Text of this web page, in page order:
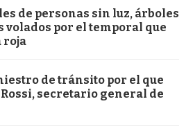
de personas sin luz, árboles
volados por el temporal que
roja
de tránsito por el que
secretario general de